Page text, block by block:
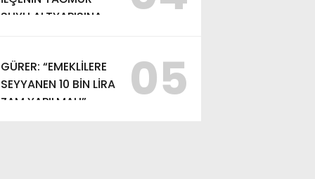
SUYU ALTYAPISINA
GÜRER: “EMEKLİLERE
SEYYANEN 10 BİN LİRA
ZAM YAPILMALI”
05